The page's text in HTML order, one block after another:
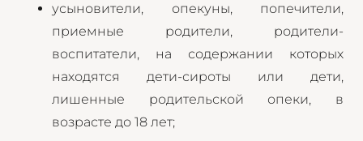
усыновители, опекуны, попечители,
приемные родители, родители-
воспитатели, на содержании которых
находятся дети-сироты или дети,
лишенные родительской опеки, в
возрасте до 18 лет;